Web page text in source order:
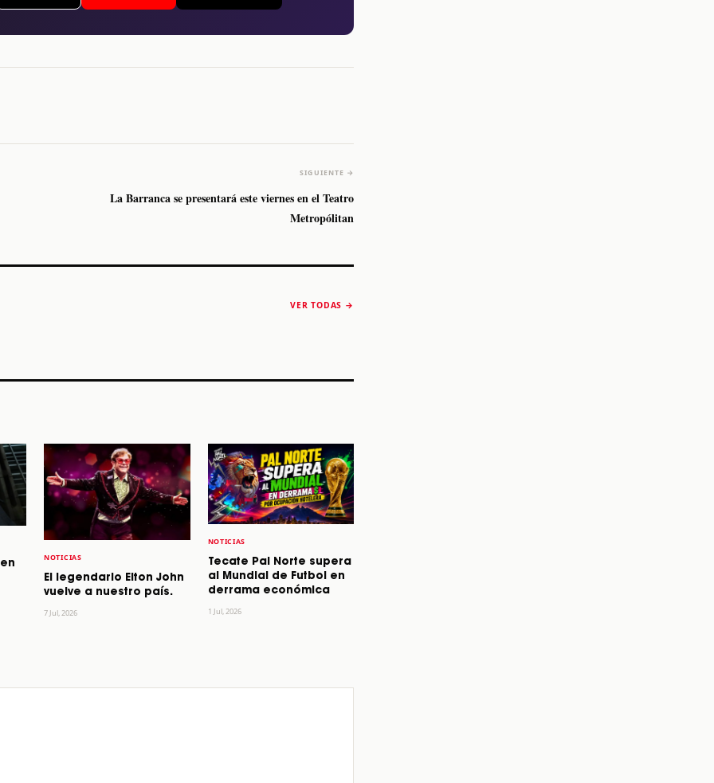
SIGUIENTE →
La Barranca se presentará este viernes en el Teatro
Metropólitan
VER TODAS →
NOTICIAS
El legendario Elton John
vuelve a nuestro país.
7 Jul, 2026
NOTICIAS
Tecate Pal Norte supera
al Mundial de Futbol en
derrama económica
1 Jul, 2026